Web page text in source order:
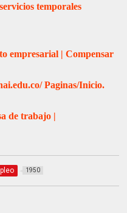
temporales
empresarial | Compensar
Paginas/Inicio.
de trabajo |
1950